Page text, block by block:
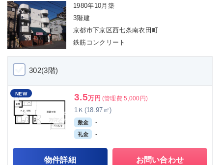
1980年10月築
3階建
京都市下京区西七条南衣田町
鉄筋コンクリート
302(3階)
NEW 3.5万円 (管理費 5,000円)
1Ｋ(18.97㎡)
敷金 -
礼金 -
物件詳細 お問い合わせ